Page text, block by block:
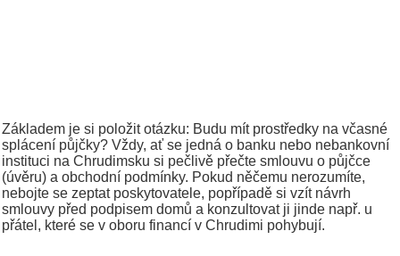
Základem je si položit otázku: Budu mít prostředky na včasné
splácení půjčky? Vždy, ať se jedná o banku nebo nebankovní
instituci na Chrudimsku si pečlivě přečte smlouvu o půjčce
(úvěru) a obchodní podmínky. Pokud něčemu nerozumíte,
nebojte se zeptat poskytovatele, popřípadě si vzít návrh
smlouvy před podpisem domů a konzultovat ji jinde např. u
přátel, které se v oboru financí v Chrudimi pohybují.